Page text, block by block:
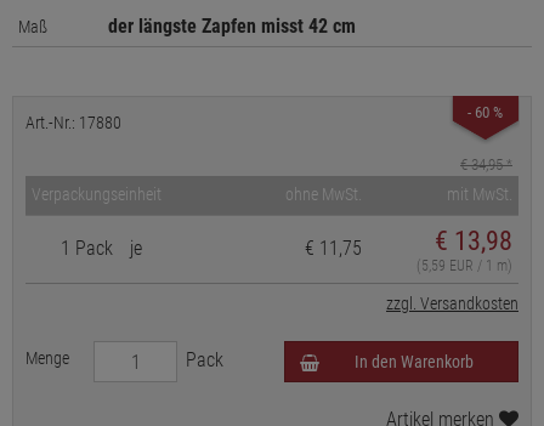
Maß der längste Zapfen misst 42 cm
- 60 %
Art.-Nr.: 17880
€ 34,95*
Verpackungseinheit ohne MwSt. mit MwSt.
1 Pack je € 11,75 € 13,98
(5,59 EUR / 1 m)
zzgl. Versandkosten
Menge Pack In den Warenkorb
Artikel merken